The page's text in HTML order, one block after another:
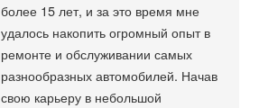
более 15 лет, и за это время мне
удалось накопить огромный опыт в
ремонте и обслуживании самых
разнообразных автомобилей. Начав
свою карьеру в небольшой